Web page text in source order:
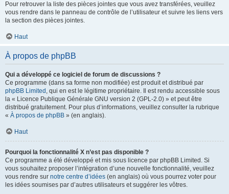
Pour retrouver la liste des pièces jointes que vous avez transférées, veuillez
vous rendre dans le panneau de contrôle de l’utilisateur et suivre les liens vers
la section des pièces jointes.
Haut
À propos de phpBB
Qui a développé ce logiciel de forum de discussions ?
Ce programme (dans sa forme non modifiée) est produit et distribué par
phpBB Limited , qui en est le légitime propriétaire. Il est rendu accessible sous
la « Licence Publique Générale GNU version 2 (GPL-2.0) » et peut être
distribué gratuitement. Pour plus d’informations, veuillez consulter la rubrique
« À propos de phpBB » (en anglais).
Haut
Pourquoi la fonctionnalité X n’est pas disponible ?
Ce programme a été développé et mis sous licence par phpBB Limited. Si
vous souhaitez proposer l’intégration d’une nouvelle fonctionnalité, veuillez
vous rendre sur notre centre d’idées (en anglais) où vous pourrez voter pour
les idées soumises par d’autres utilisateurs et suggérer les vôtres.